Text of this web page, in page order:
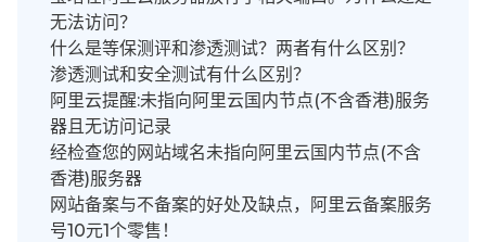
无法访问？
什么是等保测评和渗透测试？两者有什么区别？
渗透测试和安全测试有什么区别？
阿里云提醒:未指向阿里云国内节点(不含香港)服务
器且无访问记录
经检查您的网站域名未指向阿里云国内节点(不含
香港)服务器
网站备案与不备案的好处及缺点，阿里云备案服务
号10元1个零售！